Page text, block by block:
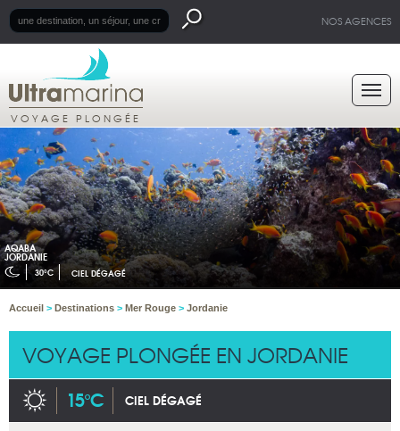
NOS AGENCES
VOYAGE PLONGÉE
AQABA
JORDANIE
30°C CIEL DÉGAGÉ
Accueil > Destinations > Mer Rouge > Jordanie
VOYAGE PLONGÉE EN JORDANIE
15°C CIEL DÉGAGÉ